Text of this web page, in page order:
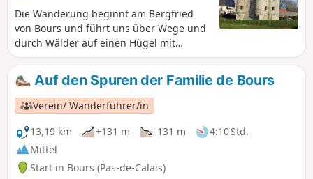
Die Wanderung beginnt am Bergfried
von Bours und führt uns über Wege und
durch Wälder auf einen Hügel mit
herrlichen Ausblicken. Über Les
Eguerguettes geht es wieder hinunter
zum Dorf. Achtung: Der Abstieg ist bei
nassem Wetter schwierig. Zum Abschluss
machen wir einen kleinen Rundgang
durch die Gassen von Bours.
Auf den Spuren der Familie de Bours
Verein/ Wanderführer/in
13,19 km
+131 m -131 m
4:10 Std.
Mittel
Start in Bours (Pas-de-Calais)